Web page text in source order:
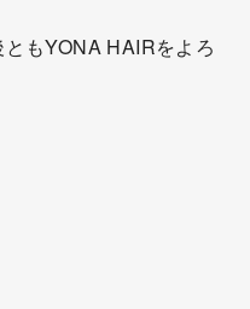
もYONA HAIRをよろ